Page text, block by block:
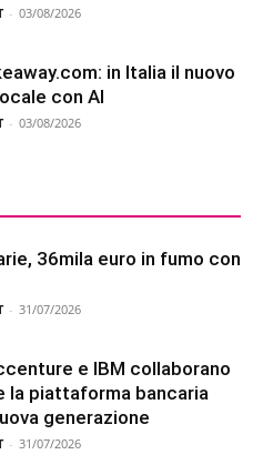
- 03/08/2026
in Italia il nuovo
con AI
- 03/08/2026
36mila euro in fumo con
- 31/07/2026
e IBM collaborano
la piattaforma bancaria
generazione
- 31/07/2026